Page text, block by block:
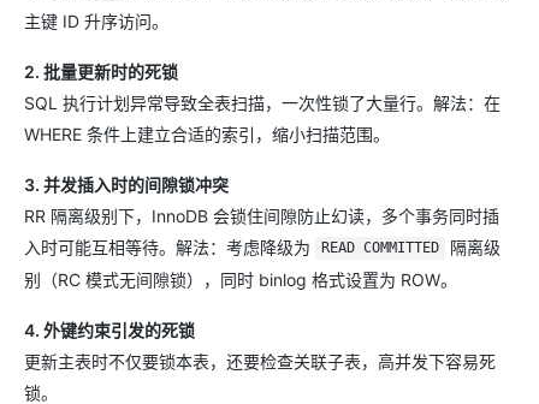
主键 ID 升序访问。
2. 批量更新时的死锁
SQL 执行计划异常导致全表扫描，一次性锁了大量行。解法：在
WHERE 条件上建立合适的索引，缩小扫描范围。
3. 并发插入时的间隙锁冲突
RR 隔离级别下，InnoDB 会锁住间隙防止幻读，多个事务同时插
入时可能互相等待。解法：考虑降级为
READ COMMITTED
隔离级
别（RC 模式无间隙锁），同时 binlog 格式设置为 ROW。
4. 外键约束引发的死锁
更新主表时不仅要锁本表，还要检查关联子表，高并发下容易死
锁。